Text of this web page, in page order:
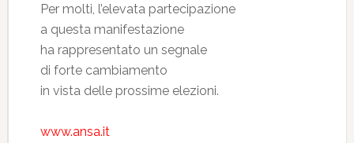
Per molti, l’elevata partecipazione
a questa manifestazione
ha rappresentato un segnale
di forte cambiamento
in vista delle prossime elezioni.
www.ansa.it